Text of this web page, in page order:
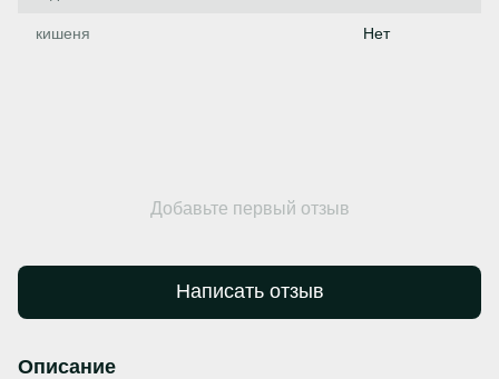
кишеня Нет
Добавьте первый отзыв
Написать отзыв
Описание